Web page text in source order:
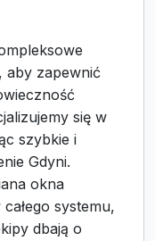
aby zapewnić
się w
szybkie i
Gdyni.
okna
systemu,
dbają o